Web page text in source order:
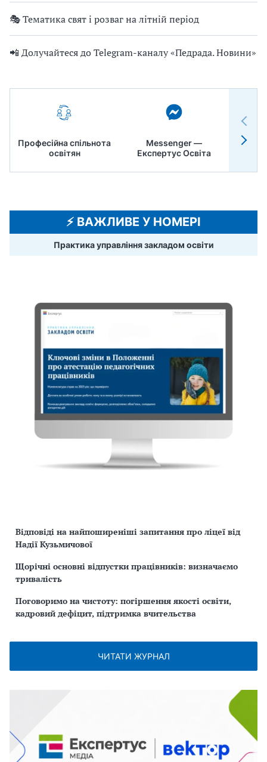
🎭 Тематика свят і розваг на літній період
📲 Долучайтеся до Telegram-каналу «Педрада. Новини»
Професійна спільнота
освітян
Messenger —
Експертус Освіта
⚡️ ВАЖЛИВЕ У НОМЕРІ
Практика управління закладом освіти
Відповіді на найпоширеніші запитання про ліцеї від
Надії Кузьмичової
Щорічні основні відпустки працівників: визначаємо
тривалість
Поговоримо на чистоту: погіршення якості освіти,
кадровий дефіцит, підтримка вчительства
ЧИТАТИ ЖУРНАЛ